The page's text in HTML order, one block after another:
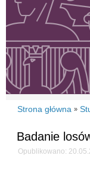
Strona główna »
Badanie
Opublikowano: